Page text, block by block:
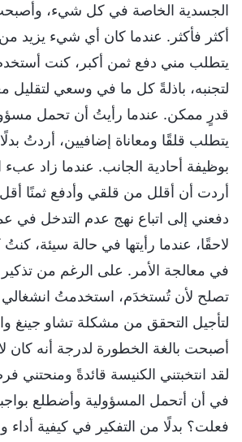
الجسدية الخاصة في كل شيء، وأصبحتُ
أكثر فأكثر. عندما كان أي شيء يزيد
يتطلب مني دفع ثمن أكبر، كنت أستخدم
لتجنبه، باذلةً كل ما في وسعي لتقليل
قدرٍ ممكن. عندما رأيتُ أن تحمل
يتطلب قلقًا ومعاناة إضافيين، أردتُ
بوظيفة أحادية الجانب. عندما زاد
أردت أن أقلل من قلقي وأدفع ثمنًا
دفعني إلى اتباع نهج عدم التدخل في
لاحقًا، عندما رأيتها في حالة سيئة،
في معالجة الأمر. على الرغم من تذكير
تصلح لأن تُستخدَم، استخدمتُ انشغالي
لتأجيل التحقق من مشكلة تشاو جينغ
أصبحت بالغة الخطورة لدرجة أنه كان
لقد انتخبتني الكنيسة قائدةً ومنحتني
في أن أتحمل المسؤولية وأضطلع
فعلت؟ بدلًا من التفكير في كيفية أداء